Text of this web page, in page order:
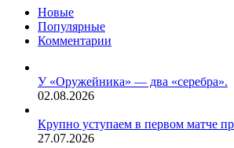
Новые
Популярные
Комментарии
У «Оружейника» — два «серебра».
02.08.2026
Крупно уступаем в первом матче
27.07.2026